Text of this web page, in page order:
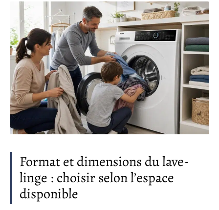
Format et dimensions du lave-
linge : choisir selon l’espace
disponible